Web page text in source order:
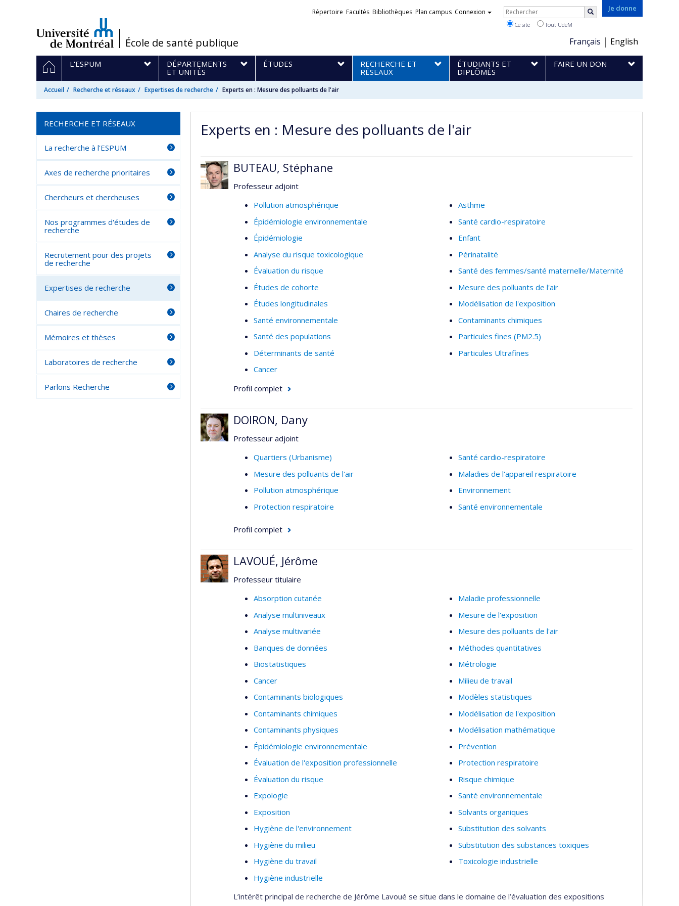
/École de santé publique
Je donne
Choix
de
la
langue
Français English
Liens
Répertoire Facultés Bibliothèques Plan campus Connexion Rechercher
Ce site Tout UdeM
Navigation
principale
ACCUEIL
L'ESPUM
DÉPARTEMENTS
ET UNITÉS
ÉTUDES
RECHERCHE ET
RÉSEAUX
ÉTUDIANTS ET
DIPLÔMÉS
FAIRE UN DON
Accueil Recherche et réseaux Expertises de recherche Experts en : Mesure des polluants de l'air
Experts en : Mesure des polluants de l'air
BUTEAU, Stéphane
Professeur adjoint
Pollution atmosphérique
Épidémiologie environnementale
Épidémiologie
Analyse du risque toxicologique
Évaluation du risque
Études de cohorte
Études longitudinales
Santé environnementale
Santé des populations
Déterminants de santé
Cancer
Asthme
Santé cardio-respiratoire
Enfant
Périnatalité
Santé des femmes/santé maternelle/Maternité
Mesure des polluants de l'air
Modélisation de l'exposition
Contaminants chimiques
Particules fines (PM2.5)
Particules Ultrafines
Profil complet
DOIRON, Dany
Professeur adjoint
Quartiers (Urbanisme)
Mesure des polluants de l'air
Pollution atmosphérique
Protection respiratoire
Santé cardio-respiratoire
Maladies de l'appareil respiratoire
Environnement
Santé environnementale
Profil complet
LAVOUÉ, Jérôme
Professeur titulaire
Absorption cutanée
Analyse multiniveaux
Analyse multivariée
Banques de données
Biostatistiques
Cancer
Contaminants biologiques
Contaminants chimiques
Contaminants physiques
Épidémiologie environnementale
Évaluation de l'exposition professionnelle
Évaluation du risque
Expologie
Exposition
Hygiène de l'environnement
Hygiène du milieu
Hygiène du travail
Hygiène industrielle
Maladie professionnelle
Mesure de l'exposition
Mesure des polluants de l'air
Méthodes quantitatives
Métrologie
Milieu de travail
Modèles statistiques
Modélisation de l'exposition
Modélisation mathématique
Prévention
Protection respiratoire
Risque chimique
Santé environnementale
Solvants organiques
Substitution des solvants
Substitution des substances toxiques
Toxicologie industrielle
L’intérêt principal de recherche de Jérôme Lavoué se situe dans le domaine de l’évaluation des expositions
RECHERCHE ET RÉSEAUX
La recherche à l'ESPUM
Axes de recherche prioritaires
Chercheurs et chercheuses
Nos programmes d'études de
recherche
Recrutement pour des projets
de recherche
Expertises de recherche
Chaires de recherche
Mémoires et thèses
Laboratoires de recherche
Parlons Recherche